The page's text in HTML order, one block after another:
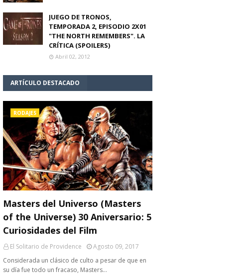
JUEGO DE TRONOS,
TEMPORADA 2, EPISODIO 2X01
"THE NORTH REMEMBERS". LA
CRÍTICA (SPOILERS)
Abril 02, 2012
ARTÍCULO DESTACADO
RODAJES
Masters del Universo (Masters
of the Universe) 30 Aniversario: 5
Curiosidades del Film
El Solitario de Providence
Agosto 09, 2017
Considerada un clásico de culto a pesar de que en
su día fue todo un fracaso, Masters…